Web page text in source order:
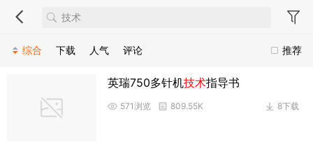
推荐
综合 下载 人气 评论
英瑞750多针机技术指导书
8下载
571浏览 809.55K